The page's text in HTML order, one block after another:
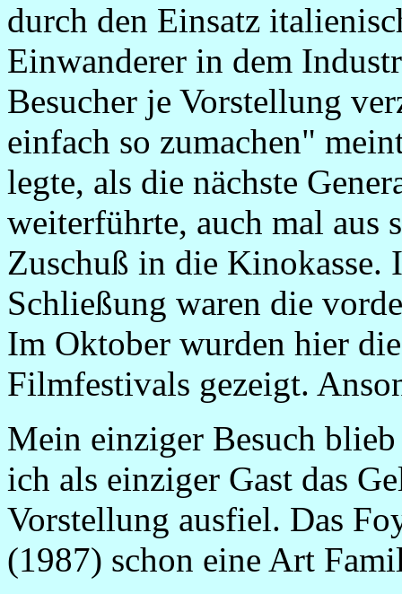
durch den Einsatz
Einwanderer in dem
Besucher je Vorstellung
einfach so zumachen"
legte, als die nächste
weiterführte, auch mal aus
Zuschuß in die Kinokasse.
Schließung waren die
Im Oktober wurden hier
Filmfestivals gezeigt.
Mein einziger Besuch
ich als einziger Gast das
Vorstellung ausfiel. Das
(1987) schon eine Art